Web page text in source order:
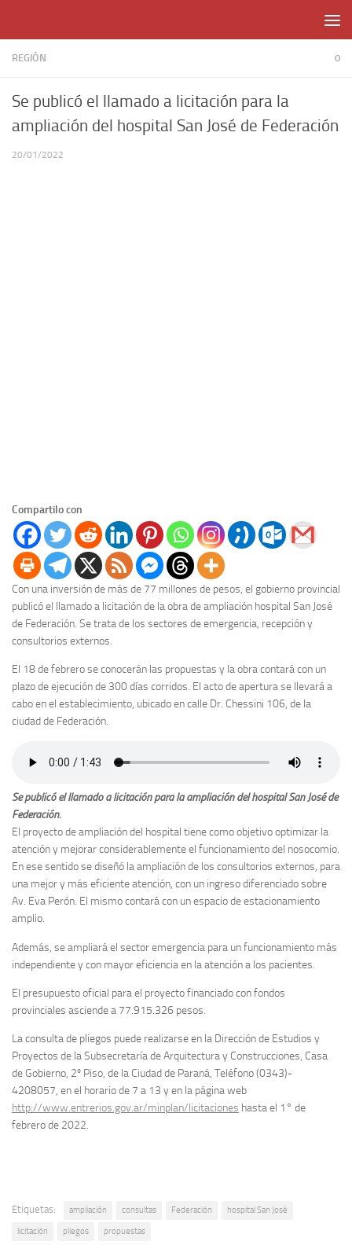
REGIÓN 0
Se publicó el llamado a licitación para la
ampliación del hospital San José de Federación
20/01/2022
Compartilo con
Con una inversión de más de 77 millones de pesos, el gobierno provincial
publicó el llamado a licitación de la obra de ampliación hospital San José
de Federación. Se trata de los sectores de emergencia, recepción y
consultorios externos.
El 18 de febrero se conocerán las propuestas y la obra contará con un
plazo de ejecución de 300 días corridos. El acto de apertura se llevará a
cabo en el establecimiento, ubicado en calle Dr. Chessini 106, de la
ciudad de Federación.
Se publicó el llamado a licitación para la ampliación del hospital San José de
Federación.
El proyecto de ampliación del hospital tiene como objetivo optimizar la
atención y mejorar considerablemente el funcionamiento del nosocomio.
En ese sentido se diseñó la ampliación de los consultorios externos, para
una mejor y más eficiente atención, con un ingreso diferenciado sobre
Av. Eva Perón. El mismo contará con un espacio de estacionamiento
amplio.
Además, se ampliará el sector emergencia para un funcionamiento más
independiente y con mayor eficiencia en la atención a los pacientes.
El presupuesto oficial para el proyecto financiado con fondos
provinciales asciende a 77.915.326 pesos.
La consulta de pliegos puede realizarse en la Dirección de Estudios y
Proyectos de la Subsecretaría de Arquitectura y Construcciones, Casa
de Gobierno, 2º Piso, de la Ciudad de Paraná, Teléfono (0343)-
4208057, en el horario de 7 a 13 y en la página web
http://www.entrerios.gov.ar/minplan/licitaciones hasta el 1° de
febrero de 2022.
Etiquetas: ampliación consultas Federación hospital San José
licitación pliegos propuestas